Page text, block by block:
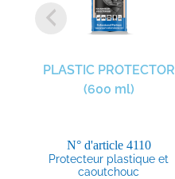
PLASTIC PROTECTOR
(600 ml)
N° d'article 4110
Protecteur plastique et
caoutchouc